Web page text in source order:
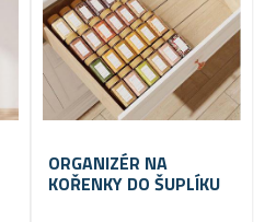
ORGANIZÉR NA
KOŘENKY DO ŠUPLÍKU